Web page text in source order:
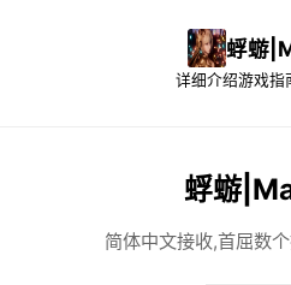
蜉蝣
详细介绍游戏指
蜉蝣
简体中文接收,首屈数